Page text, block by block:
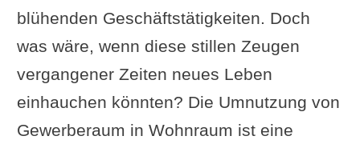
blühenden Geschäftstätigkeiten. Doch
was wäre, wenn diese stillen Zeugen
vergangener Zeiten neues Leben
einhauchen könnten? Die Umnutzung von
Gewerberaum in Wohnraum ist eine